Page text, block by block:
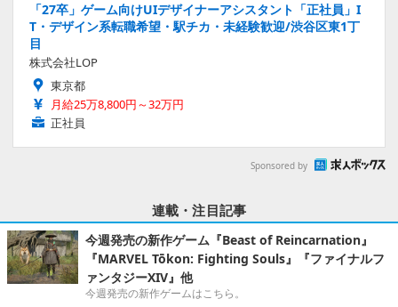
「27卒」ゲーム向けUIデザイナーアシスタント「正社員」I
T・デザイン系転職希望・駅チカ・未経験歓迎/渋谷区東1丁
目
株式会社LOP
東京都
月給25万8,800円～32万円
正社員
Sponsored by
連載・注目記事
今週発売の新作ゲーム『Beast of Reincarnation』
『MARVEL Tōkon: Fighting Souls』『ファイナルフ
ァンタジーXIV』他
今週発売の新作ゲームはこちら。